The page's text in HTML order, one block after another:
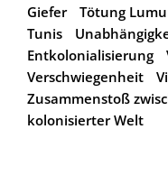
Giefer
Tötung
Tunis
Entkolonialisierung
Verschwiegenheit
Zusammenstoß
kolonisierter Welt